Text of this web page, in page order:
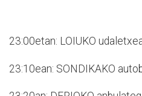
23:00etan: LOIUKO
23:10ean: SONDIKAKO